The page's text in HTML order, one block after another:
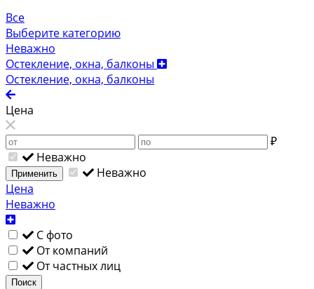
Все
Выберите категорию
Неважно
Остекление, окна, балконы
Остекление, окна, балконы
Цена
₽
Неважно
Применить
Неважно
Цена
Неважно
С фото
От компаний
От частных лиц
Поиск